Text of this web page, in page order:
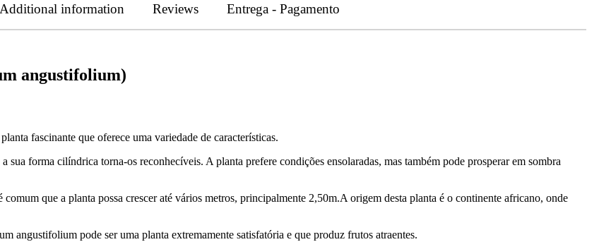
Additional information Reviews Entrega - Pagamento
angustifolium)
fascinante que oferece uma variedade de características.
sua forma cilíndrica torna-os reconhecíveis. A planta prefere condições ensolaradas, mas também pode prosperar em sombra
que a planta possa crescer até vários metros, principalmente 2,50m.A origem desta planta é o continente africano, onde
angustifolium pode ser uma planta extremamente satisfatória e que produz frutos atraentes.